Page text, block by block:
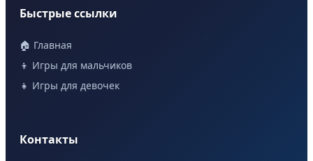
Быстрые ссылки
🏠 Главная
👦 Игры для мальчиков
👧 Игры для девочек
Контакты